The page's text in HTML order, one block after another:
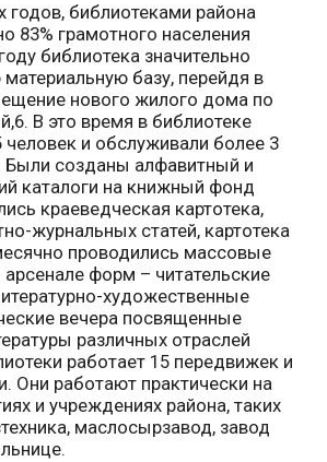
библиотеками района
83% грамотного населения
библиотека значительно
базу, перейдя в
нового жилого дома по
В это время в библиотеке
человек и обслуживали более 3
Были созданы алфавитный и
каталоги на книжный фонд
краеведческая картотека,
журнальных статей, картотека
проводились массовые
форм – читательские
художественные
вечера посвященные
различных отраслей
работает 15 передвижек и
Они работают практически на
и учреждениях района, таких
маслосырзавод, завод